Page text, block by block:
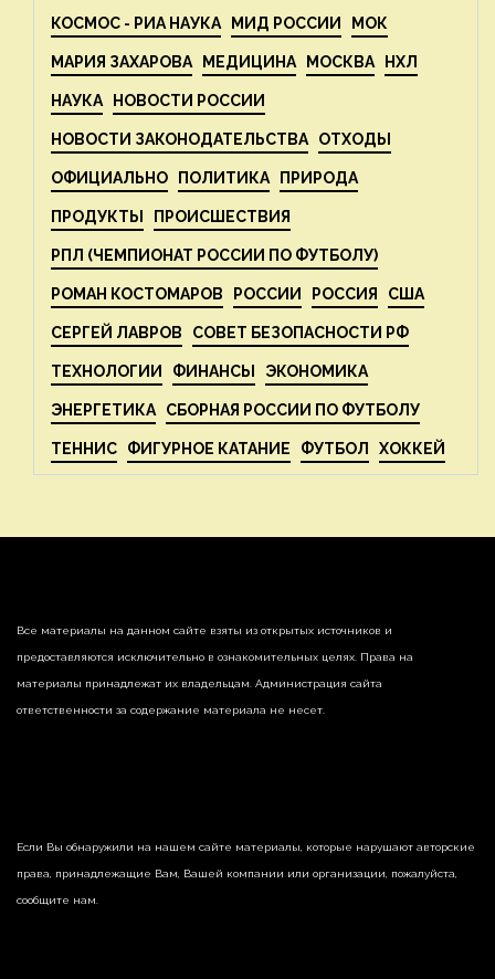
КОСМОС - РИА НАУКА МИД РОССИИ МОК
МАРИЯ ЗАХАРОВА МЕДИЦИНА МОСКВА НХЛ
НАУКА НОВОСТИ РОССИИ
НОВОСТИ ЗАКОНОДАТЕЛЬСТВА ОТХОДЫ
ОФИЦИАЛЬНО ПОЛИТИКА ПРИРОДА
ПРОДУКТЫ ПРОИСШЕСТВИЯ
РПЛ (ЧЕМПИОНАТ РОССИИ ПО ФУТБОЛУ)
РОМАН КОСТОМАРОВ РОССИИ РОССИЯ США
СЕРГЕЙ ЛАВРОВ СОВЕТ БЕЗОПАСНОСТИ РФ
ТЕХНОЛОГИИ ФИНАНСЫ ЭКОНОМИКА
ЭНЕРГЕТИКА СБОРНАЯ РОССИИ ПО ФУТБОЛУ
ТЕННИС ФИГУРНОЕ КАТАНИЕ ФУТБОЛ ХОККЕЙ
Все материалы на данном сайте взяты из открытых источников и
предоставляются исключительно в ознакомительных целях. Права на
материалы принадлежат их владельцам. Администрация сайта
ответственности за содержание материала не несет.
Если Вы обнаружили на нашем сайте материалы, которые нарушают авторские
права, принадлежащие Вам, Вашей компании или организации, пожалуйста,
сообщите нам.